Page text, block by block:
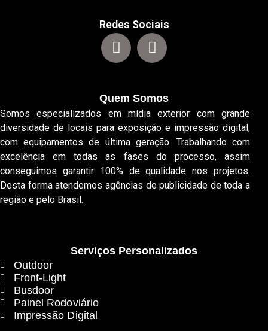
Redes Sociais
Quem Somos
Somos especializados em mídia exterior com grande
diversidade de locais para exposição e impressão digital,
com equipamentos de última geração. Trabalhando com
excelência em todas as fases do processo, assim
conseguimos garantir 100% de qualidade nos projetos.
Desta forma atendemos agências de publicidade de toda a
região e pelo Brasil.
Serviços Personalizados
Outdoor
Front-Light
Busdoor
Painel Rodoviário
Impressão Digital